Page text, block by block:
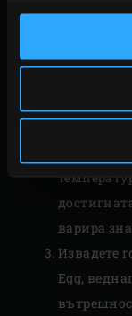
варира
Извадете
Egg,